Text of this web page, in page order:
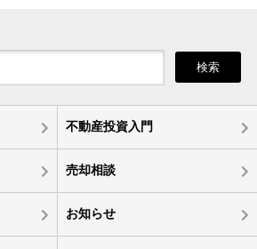
検索
不動産投資入門
売却相談
お知らせ